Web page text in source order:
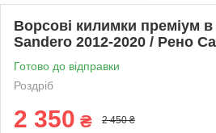
Ворсові килимки преміум
Sandero 2012-2020 / Рено
Готово до відправки
Роздріб
2 350 ₴ 2 450 ₴